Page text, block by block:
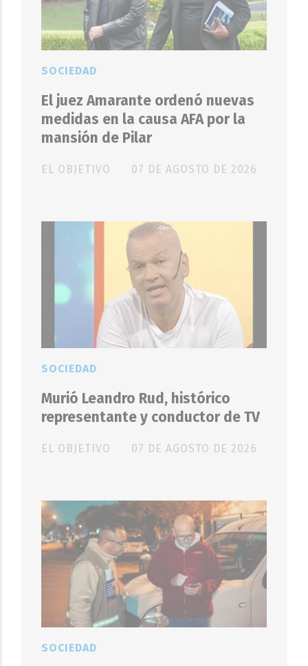
El juez Amarante ordenó nuevas
medidas en la causa AFA por la
mansión de Pilar
EL OBJETIVO
SOCIEDAD
07 DE AGOSTO DE 2026
Murió Leandro Rud, histórico
representante y conductor de TV
EL OBJETIVO
SOCIEDAD
07 DE AGOSTO DE 2026
SOCIEDAD